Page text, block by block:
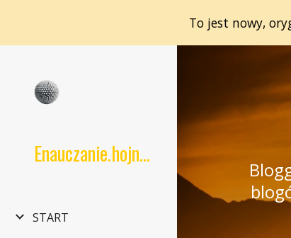
To jest nowy,
Enauczanie.hojnacki.net
START